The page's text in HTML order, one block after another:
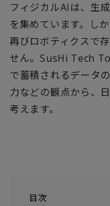
フィジカルAIは、生
を集めています。し
再びロボティクスで
せん。SusHi Tech
で蓄積されるデータ
力などの観点から、
考えます。
目次